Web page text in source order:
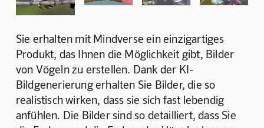
Sie erhalten mit Mindverse ein einzigartiges
Produkt, das Ihnen die Möglichkeit gibt, Bilder
von Vögeln zu erstellen. Dank der KI-
Bildgenerierung erhalten Sie Bilder, die so
realistisch wirken, dass sie sich fast lebendig
anfühlen. Die Bilder sind so detailliert, dass Sie